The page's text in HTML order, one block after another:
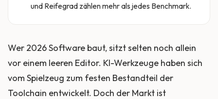
und Reifegrad zählen mehr als jedes Benchmark.
Wer 2026 Software baut, sitzt selten noch allein
vor einem leeren Editor. KI-Werkzeuge haben sich
vom Spielzeug zum festen Bestandteil der
Toolchain entwickelt. Doch der Markt ist